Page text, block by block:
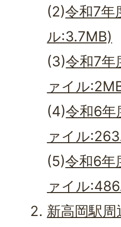
(2)令和7年
ル:3.7MB)
(3)令和7年
ァイル
(4)令和6年
ァイル
(5)令和6年
ァイル
新高岡駅